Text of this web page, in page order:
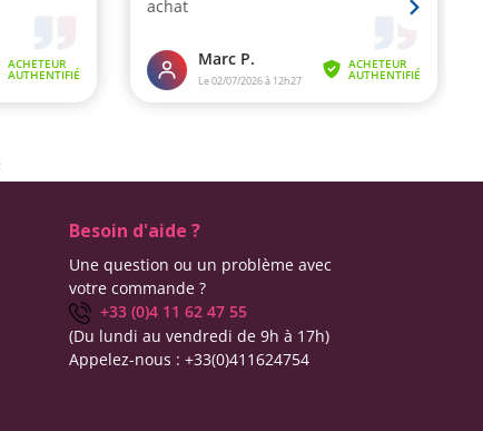
Besoin d'aide ?
Une question ou un problème avec
votre commande ?
+33 (0)4 11 62 47 55
(Du lundi au vendredi de 9h à 17h)
Appelez-nous : +33(0)411624754